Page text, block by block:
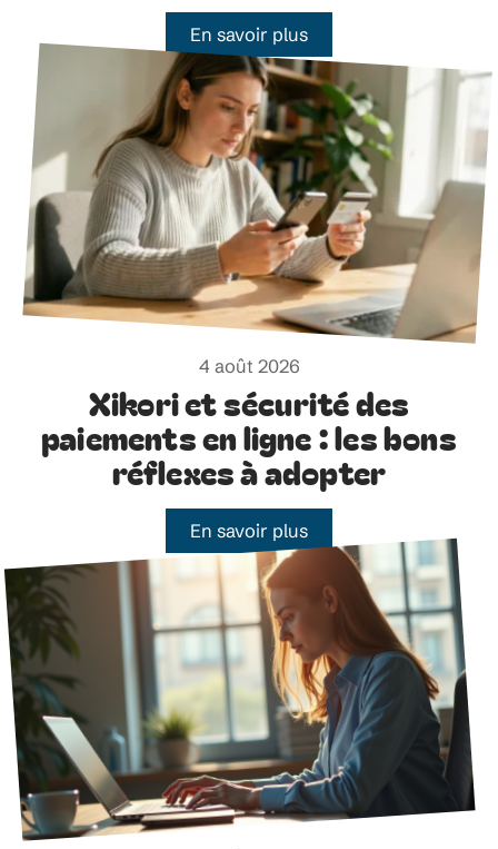
En savoir plus
4 août 2026
Xikori et sécurité des
paiements en ligne : les bons
réflexes à adopter
En savoir plus